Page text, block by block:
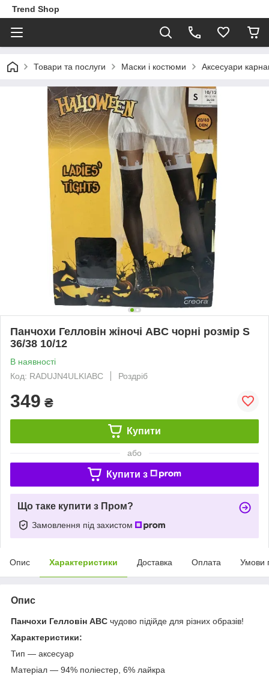
Trend Shop
Товари та послуги Маски і костюми Аксесуари
Панчохи Гелловін жіночі ABC чорні розмір S
36/38 10/12
В наявності
Код: RADUJN4ULKIABC
Роздріб
349 ₴
Купити
або
Купити з
Що таке купити з Пром?
Замовлення під захистом
Опис Характеристики Доставка Оплата Умови
Опис
Панчохи Гелловін ABC чудово підійде для різних образів!
Характеристики:
Тип — аксесуар
Матеріал — 94% поліестер, 6% лайкра